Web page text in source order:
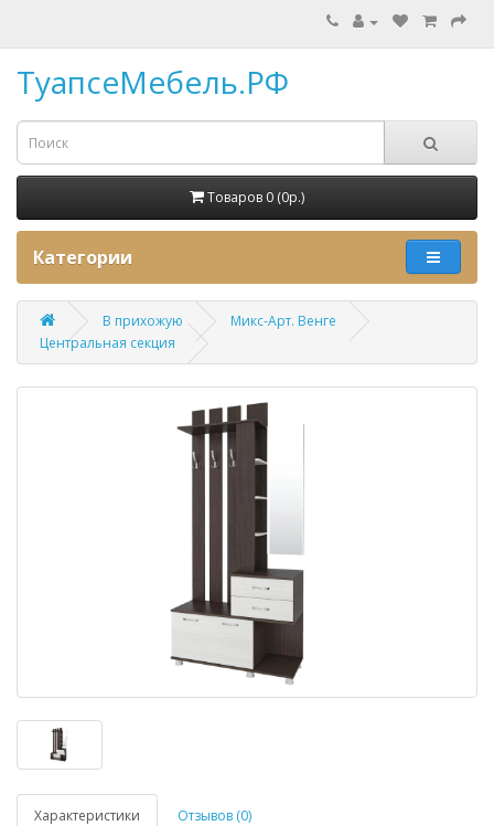
ТуапсеМебель.РФ
Товаров 0 (0p.)
Категории
В прихожую
Микс-Арт. Венге
Центральная секция
Характеристики Отзывов (0)